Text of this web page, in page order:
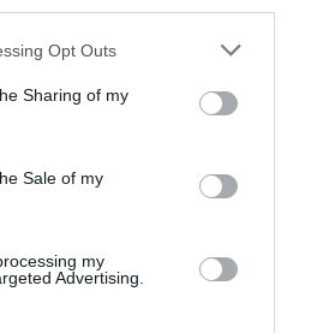
app uses one or more Google
behaviour. You may click to
and its third-party tags to
purposes in below Google
Opt Outs
Sharing of my
Sale of my
my
Advertising.
ΚΑΤΕΡΙΝΑ